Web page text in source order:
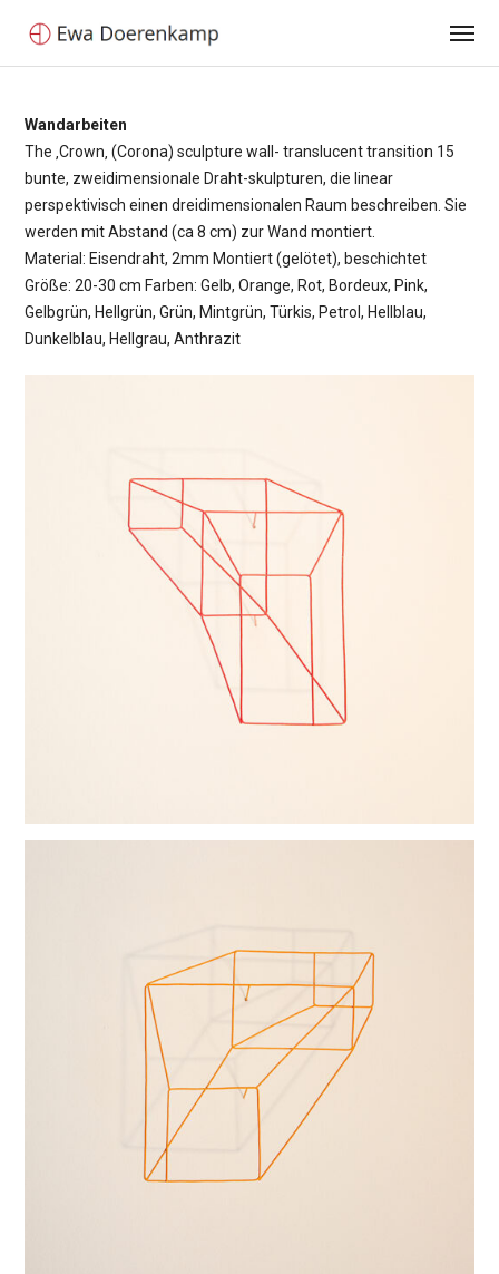
Wandarbeiten
The ‚Crown‚ (Corona) sculpture wall- translucent transition 15
bunte, zweidimensionale Draht-skulpturen, die linear
perspektivisch einen dreidimensionalen Raum beschreiben. Sie
werden mit Abstand (ca 8 cm) zur Wand montiert.
Material: Eisendraht, 2mm Montiert (gelötet), beschichtet
Größe: 20-30 cm Farben: Gelb, Orange, Rot, Bordeux, Pink,
Gelbgrün, Hellgrün, Grün, Mintgrün, Türkis, Petrol, Hellblau,
Dunkelblau, Hellgrau, Anthrazit